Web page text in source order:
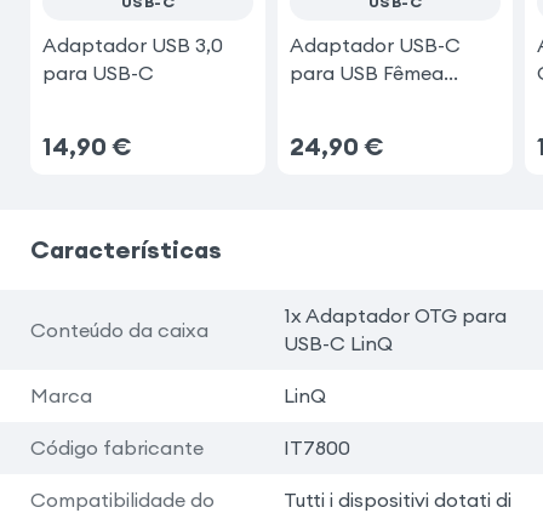
Adaptador USB 3,0
para USB-C
14,90 €
Adaptador USB-C
para USB Fêmea
24,90 €
Características
Conteúdo da caixa
1x Adaptador OTG para
USB-C LinQ
Marca LinQ
Código fabricante IT7800
Compatibilidade do
Tutti i dispositivi dotati di